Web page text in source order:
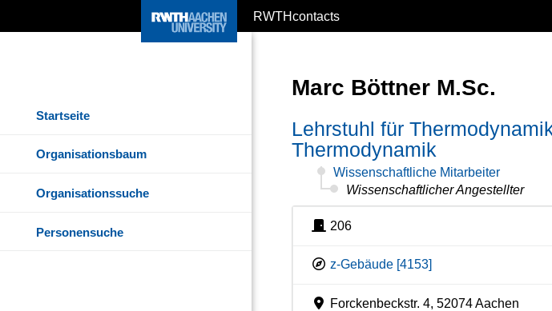
RWTHcontacts
Startseite
Organisationsbaum
Organisationssuche
Personensuche
Marc Böttner M.Sc.
Lehrstuhl für
Thermodynamik
Wissenschaftliche Mitarbeiter
Wissenschaftlicher Angestellter
206
z-Gebäude [4153]
Forckenbeckstr. 4, 52074 Aachen